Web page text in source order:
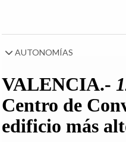
AUTONOMÍAS
VALENCIA.-
Centro de
edificio más